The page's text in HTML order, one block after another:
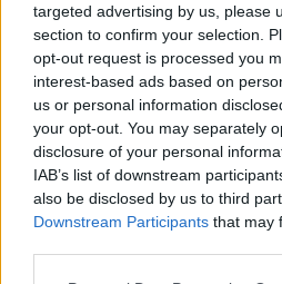
targeted advertising by us, please
section to confirm your selection.
opt-out request is processed you
interest-based ads based on
us or personal information
your opt-out. You may separately
disclosure of your personal
IAB’s list of downstream
also be disclosed by us to third
Downstream Participants that may
Įvertino F. Jansono
vizito Taivane: tai visiškos
Žinios | Lietuvos diena
O. Karač nesutinka su VSD
neigė, pademonstravo D.
nuotrauką